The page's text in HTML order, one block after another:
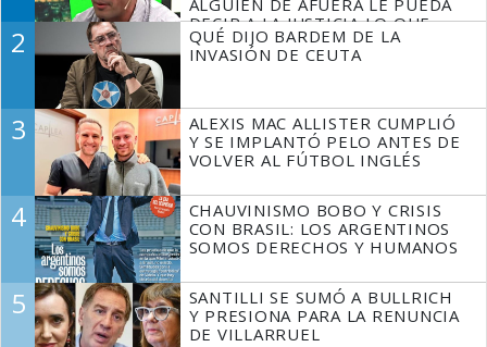
ALGUIEN DE AFUERA LE PUEDA
DECIR A LA JUSTICIA LO QUE
TIENE QUE HACER"
2
QUÉ DIJO BARDEM DE LA
INVASIÓN DE CEUTA
3
ALEXIS MAC ALLISTER CUMPLIÓ
Y SE IMPLANTÓ PELO ANTES DE
VOLVER AL FÚTBOL INGLÉS
4
CHAUVINISMO BOBO Y CRISIS
CON BRASIL: LOS ARGENTINOS
SOMOS DERECHOS Y HUMANOS
5
SANTILLI SE SUMÓ A BULLRICH
Y PRESIONA PARA LA RENUNCIA
DE VILLARRUEL